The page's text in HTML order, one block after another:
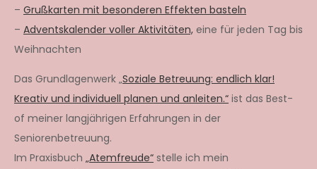
– Grußkarten mit besonderen Effekten basteln
– Adventskalender voller Aktivitäten, eine für jeden Tag bis
Weihnachten
Das Grundlagenwerk „Soziale Betreuung: endlich klar!
Kreativ und individuell planen und anleiten.“ ist das Best-
of meiner langjährigen Erfahrungen in der
Seniorenbetreuung.
Im Praxisbuch „Atemfreude“ stelle ich mein